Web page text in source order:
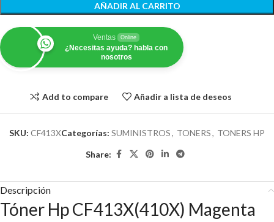
AÑADIR AL CARRITO
Ventas Online
¿Necesitas ayuda? habla con
nosotros
Add to compare Añadir a lista de deseos
SKU: CF413XCategorías: SUMINISTROS, TONERS, TONERS HP
Share:
Descripción
Tóner Hp CF413X(410X) Magenta